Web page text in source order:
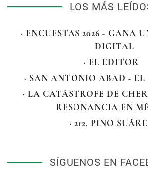
LOS MÁS
· ENCUESTAS 2026 - GANA
DIGITAL
· EL EDITOR
· SAN ANTONIO ABAD -
· LA CATÁSTROFE DE
RESONANCIA EN
· 212. PINO
SÍGUENOS EN